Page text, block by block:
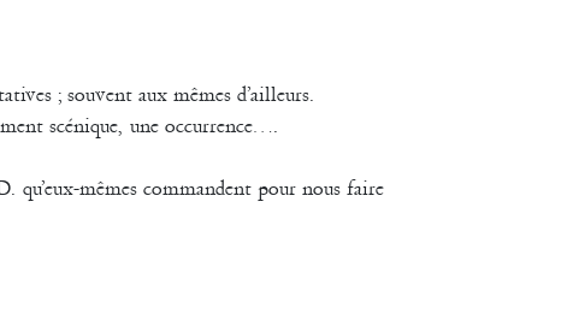
; souvent aux mêmes d’ailleurs.
scénique, une occurrence….
qu’eux-mêmes commandent pour nous faire